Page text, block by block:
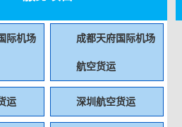
际机场 成都天府国际机场
航空货运
运 深圳航空货运